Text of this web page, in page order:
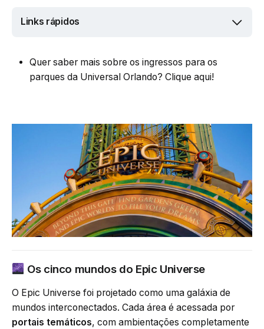
Links rápidos
Quer saber mais sobre os ingressos para os
parques da Universal Orlando? Clique aqui!
Os cinco mundos do Epic Universe
O Epic Universe foi projetado como uma galáxia de
mundos interconectados. Cada área é acessada por
portais temáticos, com ambientações completamente